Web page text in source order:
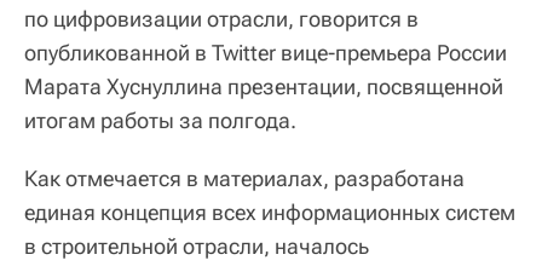
по цифровизации отрасли, говорится в
опубликованной в Twitter вице-премьера России
Марата Хуснуллина презентации, посвященной
итогам работы за полгода.
Как отмечается в материалах, разработана
единая концепция всех информационных систем
в строительной отрасли, началось